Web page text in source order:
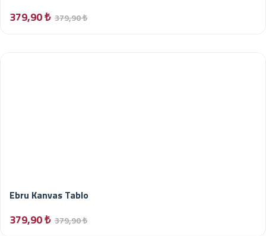
379,90 ₺ 379,90 ₺
Ebru Kanvas Tablo
379,90 ₺ 379,90 ₺